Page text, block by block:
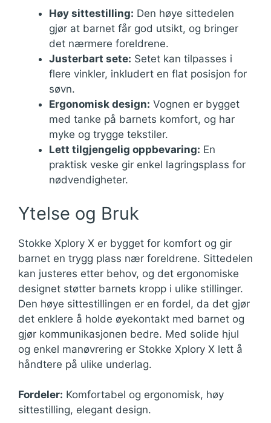
Høy sittestilling: Den høye sittedelen
gjør at barnet får god utsikt, og bringer
det nærmere foreldrene.
Justerbart sete: Setet kan tilpasses i
flere vinkler, inkludert en flat posisjon for
søvn.
Ergonomisk design: Vognen er bygget
med tanke på barnets komfort, og har
myke og trygge tekstiler.
Lett tilgjengelig oppbevaring: En
praktisk veske gir enkel lagringsplass for
nødvendigheter.
Ytelse og Bruk
Stokke Xplory X er bygget for komfort og gir
barnet en trygg plass nær foreldrene. Sittedelen
kan justeres etter behov, og det ergonomiske
designet støtter barnets kropp i ulike stillinger.
Den høye sittestillingen er en fordel, da det gjør
det enklere å holde øyekontakt med barnet og
gjør kommunikasjonen bedre. Med solide hjul
og enkel manøvrering er Stokke Xplory X lett å
håndtere på ulike underlag.
Fordeler: Komfortabel og ergonomisk, høy
sittestilling, elegant design.